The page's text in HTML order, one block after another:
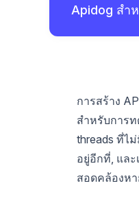
Apidog สำ
การสร้าง
สำหรับการท
threads ที่ไ
อยู่อีกที่, แล
สอดคล้องห